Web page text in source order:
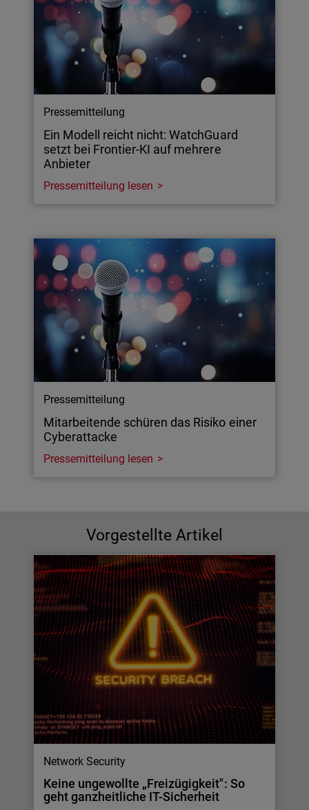
Pressemitteilung
Ein Modell reicht nicht: WatchGuard
setzt bei Frontier-KI auf mehrere
Anbieter
Pressemitteilung lesen
Pressemitteilung
Mitarbeitende schüren das Risiko einer
Cyberattacke
Pressemitteilung lesen
Vorgestellte Artikel
Network Security
Keine ungewollte „Freizügigkeit": So
geht ganzheitliche IT-Sicherheit